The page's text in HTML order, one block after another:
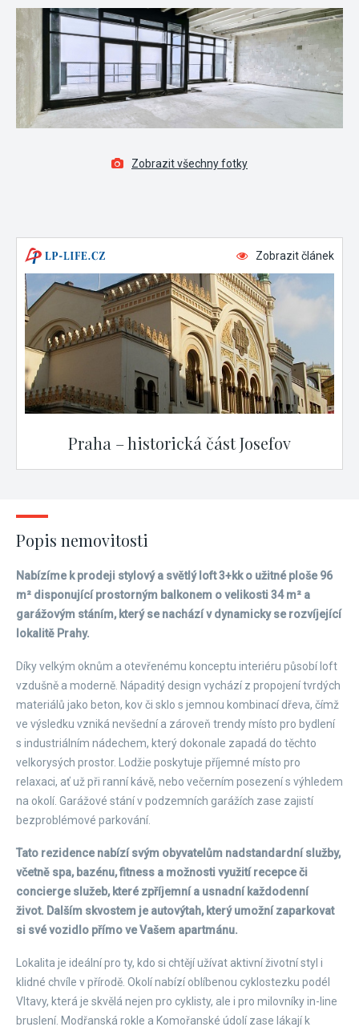
Zobrazit všechny fotky
Zobrazit článek
Praha – historická část Josefov
Popis nemovitosti
Nabízíme k prodeji stylový a světlý loft 3+kk o užitné ploše 96
m² disponující prostorným balkonem o velikosti 34 m² a
garážovým stáním, který se nachází v dynamicky se rozvíjející
lokalitě Prahy.
Díky velkým oknům a otevřenému konceptu interiéru působí loft
vzdušně a moderně. Nápaditý design vychází z propojení tvrdých
materiálů jako beton, kov či sklo s jemnou kombinací dřeva, čímž
ve výsledku vzniká nevšední a zároveň trendy místo pro bydlení
s industriálním nádechem, který dokonale zapadá do těchto
velkorysých prostor. Lodžie poskytuje příjemné místo pro
relaxaci, ať už při ranní kávě, nebo večerním posezení s výhledem
na okolí. Garážové stání v podzemních garážích zase zajistí
bezproblémové parkování.
Tato rezidence nabízí svým obyvatelům nadstandardní služby,
včetně spa, bazénu, fitness a možnosti využití recepce či
concierge služeb, které zpříjemní a usnadní každodenní
život. Dalším skvostem je autovýtah, který umožní zaparkovat
si své vozidlo přímo ve Vašem apartmánu.
Lokalita je ideální pro ty, kdo si chtějí užívat aktivní životní styl i
klidné chvíle v přírodě. Okolí nabízí oblíbenou cyklostezku podél
Vltavy, která je skvělá nejen pro cyklisty, ale i pro milovníky in-line
bruslení. Modřanská rokle a Komořanské údolí zase lákají k